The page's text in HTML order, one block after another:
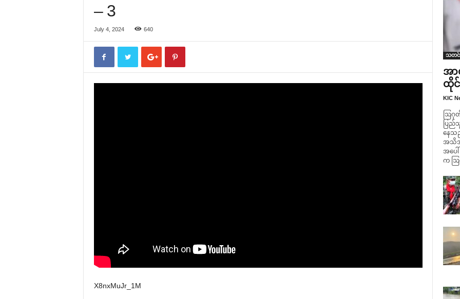
– 3
July 4, 2024 640
X8nxMuJr_1M
သတင်
အာ
ထိုင်
KIC
ဩဂုတ်
ပြ
နေသ
အသိအ
အပေါ်
က ဩ